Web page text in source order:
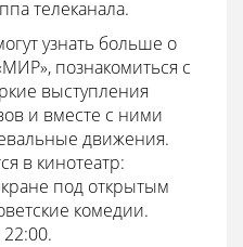
телеканала.
узнать больше о
познакомиться с
выступления
и вместе с ними
движения.
в кинотеатр:
под открытым
комедии.